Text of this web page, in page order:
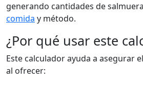
generando cantidades de
comida y método.
¿Por qué usar este
Este calculador ayuda a asegurar
al ofrecer: